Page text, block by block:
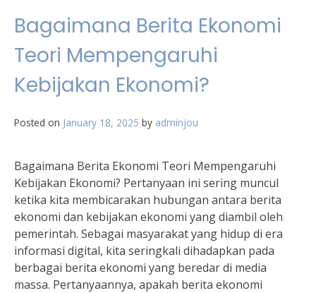
Bagaimana Berita Ekonomi
Teori Mempengaruhi
Kebijakan Ekonomi?
Posted on January 18, 2025 by adminjou
Bagaimana Berita Ekonomi Teori Mempengaruhi
Kebijakan Ekonomi? Pertanyaan ini sering muncul
ketika kita membicarakan hubungan antara berita
ekonomi dan kebijakan ekonomi yang diambil oleh
pemerintah. Sebagai masyarakat yang hidup di era
informasi digital, kita seringkali dihadapkan pada
berbagai berita ekonomi yang beredar di media
massa. Pertanyaannya, apakah berita ekonomi